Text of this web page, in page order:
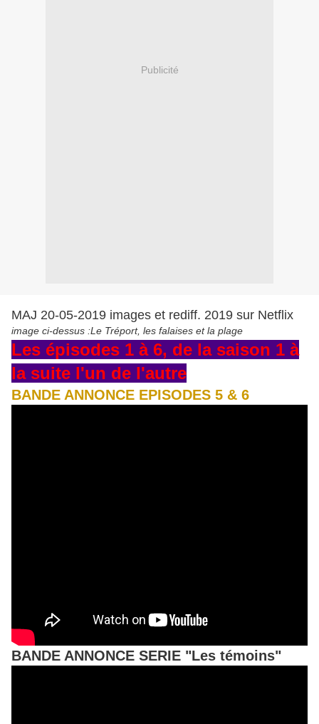
Publicité
MAJ 20-05-2019 images et rediff. 2019 sur Netflix
image ci-dessus :Le Tréport, les falaises et la plage
Les épisodes 1 à 6, de la saison 1 à
la suite l'un de l'autre
BANDE ANNONCE EPISODES 5 & 6
BANDE ANNONCE SERIE "Les témoins"